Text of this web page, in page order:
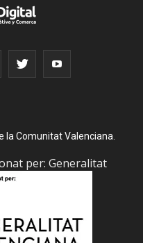
la Comunitat Valenciana.
per: Generalitat